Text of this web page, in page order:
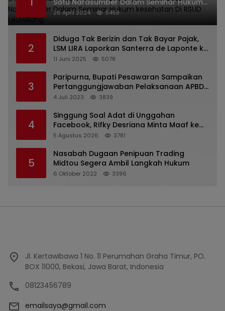
Satu Narasumber Dalam Seminar Hukum
kesehatan Di RSUD Leuwiliang
26 April 2024 5458
2
Diduga Tak Berizin dan Tak Bayar Pajak,
LSM LIRA Laporkan Santerra de Laponte ke
Kejaksaan Kota Batu
11 Juni 2025 5078
3
Paripurna, Bupati Pesawaran Sampaikan
Pertanggungjawaban Pelaksanaan APBD
2022
4 Juli 2023 3839
4
Singgung Soal Adat di Unggahan
Facebook, Rifky Desriana Minta Maaf ke
PDA dan Bupati Kubar
5 Agustus 2026 3781
5
Nasabah Dugaan Penipuan Trading
Midtou Segera Ambil Langkah Hukum
6 Oktober 2022 3396
Jl. Kertawibawa 1 No. 11 Perumahan Graha Timur, PO.
BOX 11000, Bekasi, Jawa Barat, Indonesia
08123456789
emailsaya@gmail.com